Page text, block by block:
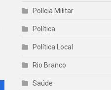
Polícia Militar
Política
Política Local
Rio Branco
Saúde